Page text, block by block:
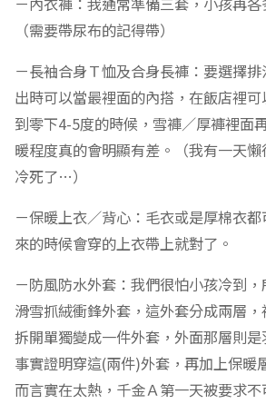
（需要帶尿布的記得帶）
－長袖合身Ｔ恤及合身長褲：要選擇
出時可以當最裡面的內搭，在飯店裡
到零下4-5度的時候，雪褲／厚褲裡面
暖程度真的會明顯有差。（我有一天
冷死了…）
－保暖上衣／背心：毛衣或是厚棉衣
來的時候會穿的上衣帶上就對了。
－防風防水外套：我們很怕小孩冷到
滑雪抓絨衝鋒外套，這外套分成兩層
拆開單獨變成一件外套，外面那層則是
事實證明穿這(兩件)外套，再加上保暖
而言實在太熱，千金Ａ第一天被要求